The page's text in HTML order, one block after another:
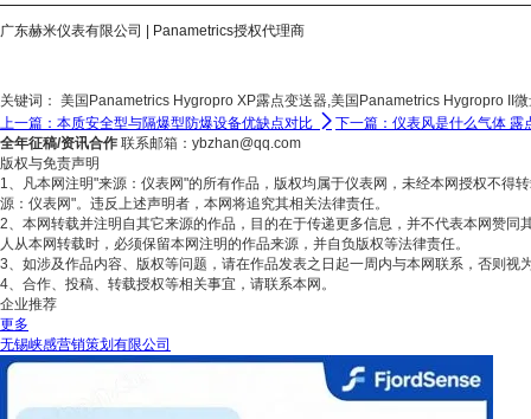
广东赫米仪表有限公司 | Panametrics授权代理商
关键词： 美国Panametrics Hygropro XP露点变送器,美国Panametrics Hygropro II
上一篇：本质安全型与隔爆型防爆设备优缺点对比  下一篇：仪表风是什么气体 露
全年征稿/资讯合作 联系邮箱：ybzhan@qq.com
版权与免责声明
1、凡本网注明"来源：仪表网"的所有作品，版权均属于仪表网，未经本网授权不
源：仪表网"。违反上述声明者，本网将追究其相关法律责任。
2、本网转载并注明自其它来源的作品，目的在于传递更多信息，并不代表本网赞
人从本网转载时，必须保留本网注明的作品来源，并自负版权等法律责任。
3、如涉及作品内容、版权等问题，请在作品发表之日起一周内与本网联系，否则视
4、合作、投稿、转载授权等相关事宜，请联系本网。
企业推荐
更多
无锡峡感营销策划有限公司